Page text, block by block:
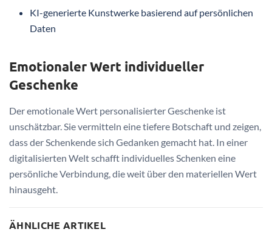
KI-generierte Kunstwerke basierend auf persönlichen
Daten
Emotionaler Wert individueller
Geschenke
Der emotionale Wert personalisierter Geschenke ist
unschätzbar. Sie vermitteln eine tiefere Botschaft und zeigen,
dass der Schenkende sich Gedanken gemacht hat. In einer
digitalisierten Welt schafft individuelles Schenken eine
persönliche Verbindung, die weit über den materiellen Wert
hinausgeht.
ÄHNLICHE ARTIKEL